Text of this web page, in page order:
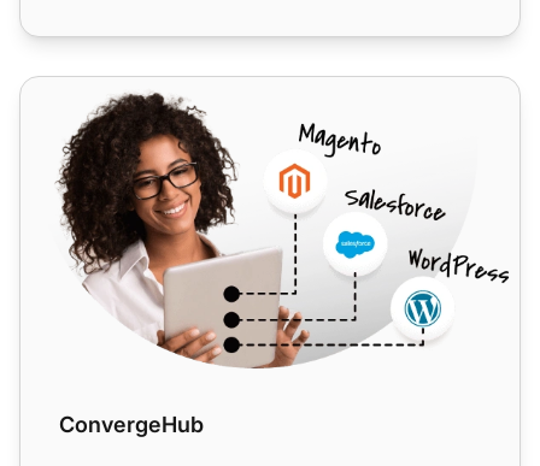
ConvergeHub
ConvergeHub